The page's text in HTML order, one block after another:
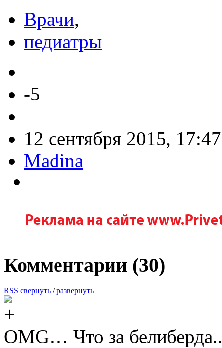
Врачи,
педиатры
-5
12 сентября 2015, 17:47
Madina
Комментарии (30)
RSS свернуть /развернуть
OMG… Что за